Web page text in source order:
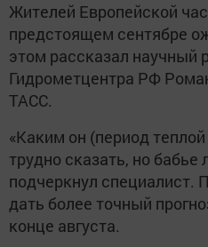
Жителей Европейской
предстоящем сентябре
этом рассказал научный
Гидрометцентра РФ
ТАСС.
«Каким он (период
трудно сказать, но бабье
подчеркнул специалист.
дать более точный
конце августа.